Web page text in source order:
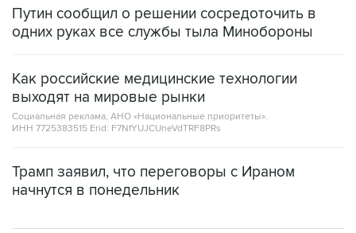
Как российские медицинские технологии
Социальная реклама, АНО «Национальные приоритеты».
ИНН 7725383515 Erid: F7NfYUJCUneVdTRF8PRs